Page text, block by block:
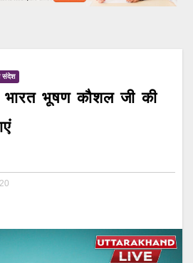
संदेश
भारत भूषण कौशल जी की